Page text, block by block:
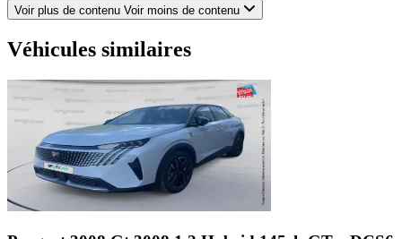
Airbags rideaux AR
Compte tours
Rétroviseurs électriques
Lunette AR dégivrante
Radio numérique DAB
EBD
Ouverture des vitres séquentielle
Pack Panoramic Navigation
Allumage des phares automatique
Rétroviseurs dégivrants
Boite à gants fermée
Bacs de portes avant
Voir plus de contenu Voir moins de contenu
Véhicules similaires